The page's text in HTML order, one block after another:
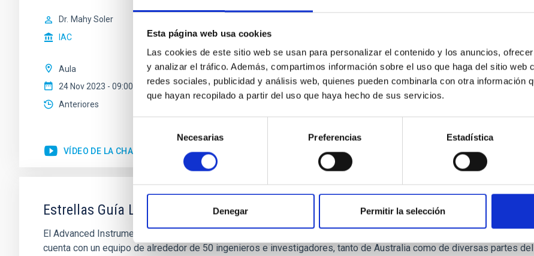
Esta página web usa cookies
Las cookies de este sitio web se usan para personalizar el contenido y los anuncios,
y analizar el tráfico. Además, compartimos información sobre el uso que haga del sitio web
redes sociales, publicidad y análisis web, quienes pueden combinarla con otra información
que hayan recopilado a partir del uso que haya hecho de sus servicios.
consentimiento
Necesarias Preferencias Estadística
Denegar Permitir la selección
Dr. Mahy Soler
IAC
Aula
24 Nov 2023 - 09:00 Europe/London
Anteriores
VÍDEO DE LA CHARLA
Estrellas Guía Laser en la Australian National University: óptica adaptativa para
El Advanced Instrumentation and Technology Centre (AITC), que forma parte de la Research School of Astronomy
cuenta con un equipo de alrededor de 50 ingenieros e investigadores, tanto de Australia como de diversas partes